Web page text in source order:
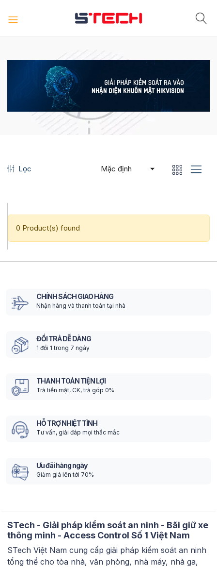
Lọc Mặc định
0 Product(s) found
CHÍNH SÁCH GIAO HÀNG
Nhận hàng và thanh toán tại nhà
ĐỔI TRẢ DỄ DÀNG
1 đổi 1 trong 7 ngày
THANH TOÁN TIỆN LỢI
Trả tiền mặt, CK, trả góp 0%
HỖ TRỢ NHIỆT TÌNH
Tư vấn, giải đáp mọi thắc mắc
Ưu đãi hàng ngày
Giảm giá lên tới 70%
STech - Giải pháp kiểm soát an ninh - Bãi giữ xe
thông minh - Access Control Số 1 Việt Nam
STech Việt Nam cung cấp giải pháp kiểm soát an ninh
tổng thể cho tòa nhà, văn phòng, nhà máy, nhà ga,